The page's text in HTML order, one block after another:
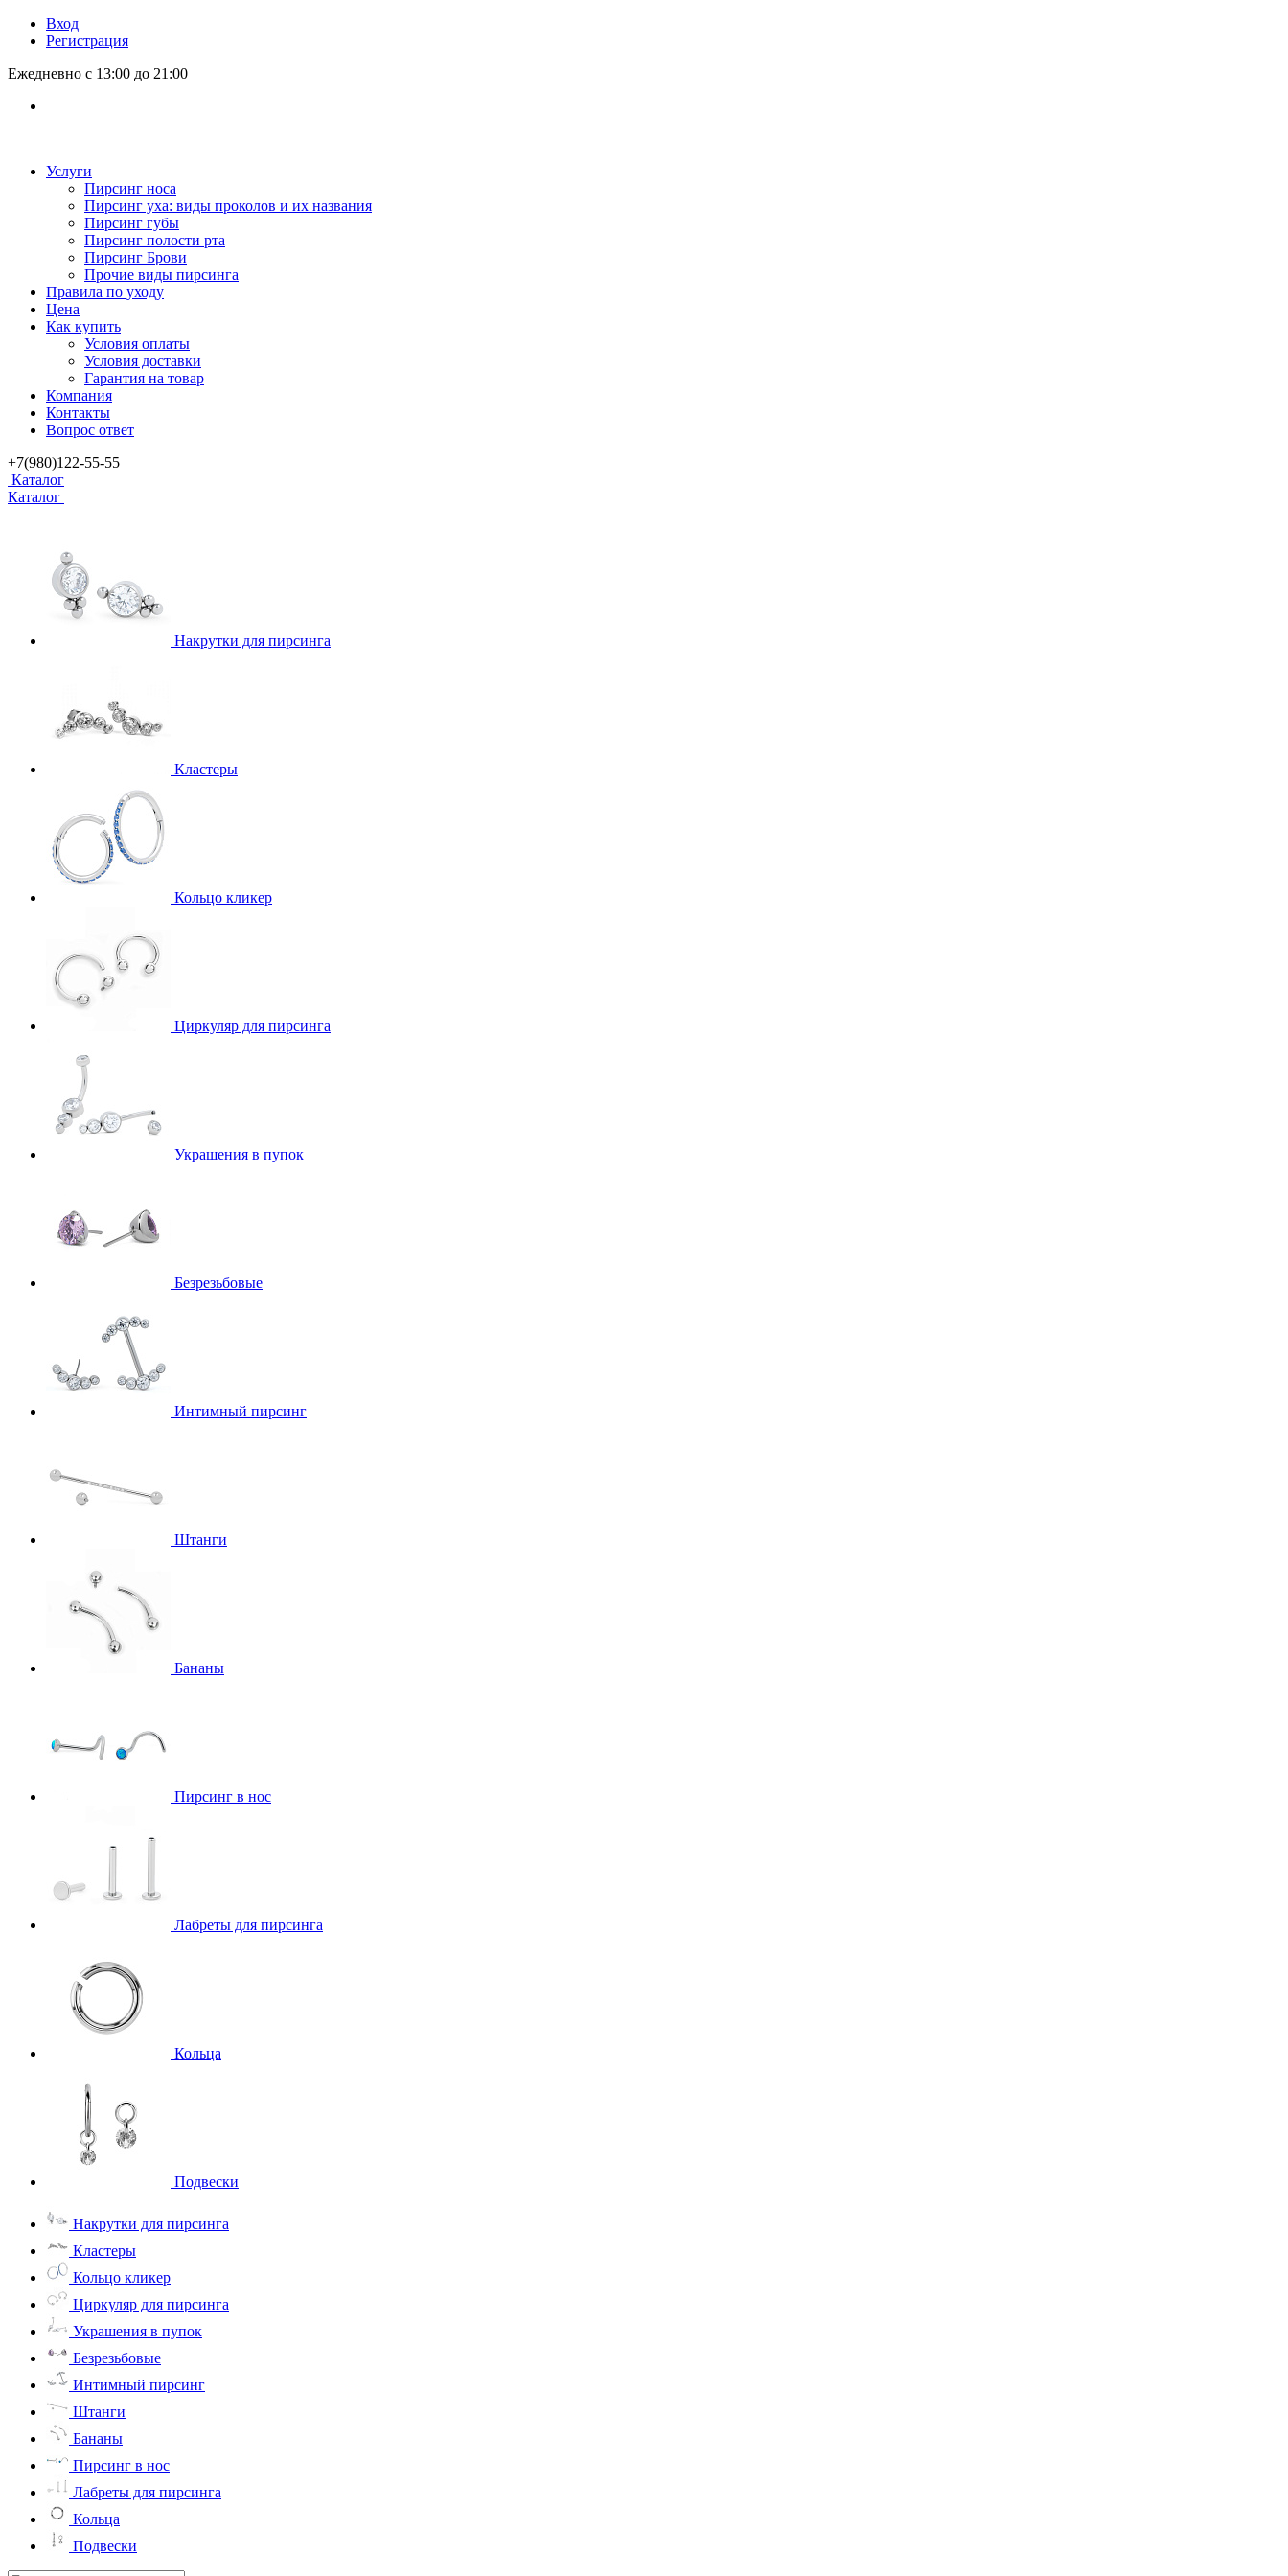
Вход
Регистрация
Ежедневно с 13:00 до 21:00
Услуги
Пирсинг носа
Пирсинг уха: виды проколов и их названия
Пирсинг губы
Пирсинг полости рта
Пирсинг Брови
Прочие виды пирсинга
Правила по уходу
Цена
Как купить
Условия оплаты
Условия доставки
Гарантия на товар
Компания
Контакты
Вопрос ответ
+7(980)122-55-55
Каталог
Каталог
Накрутки для пирсинга
Кластеры
Кольцо кликер
Циркуляр для пирсинга
Украшения в пупок
Безрезьбовые
Интимный пирсинг
Штанги
Бананы
Пирсинг в нос
Лабреты для пирсинга
Кольца
Подвески
Накрутки для пирсинга
Кластеры
Кольцо кликер
Циркуляр для пирсинга
Украшения в пупок
Безрезьбовые
Интимный пирсинг
Штанги
Бананы
Пирсинг в нос
Лабреты для пирсинга
Кольца
Подвески